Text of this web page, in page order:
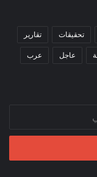
تحقيقات تقارير
عاجل عرب